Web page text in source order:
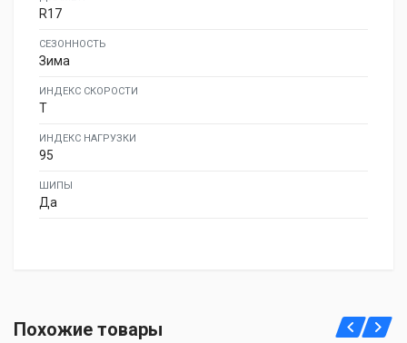
R17
СЕЗОННОСТЬ
Зима
ИНДЕКС СКОРОСТИ
T
ИНДЕКС НАГРУЗКИ
95
ШИПЫ
Да
Похожие товары